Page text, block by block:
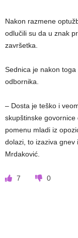
Nakon razmene
odlučili su da u znak
završetka.
Sednica je nakon
odbornika.
– Dosta je teško i
skupštinske govornice
pomenu mladi iz
dolazi, to izaziva gnev
Mrdaković.
7 0